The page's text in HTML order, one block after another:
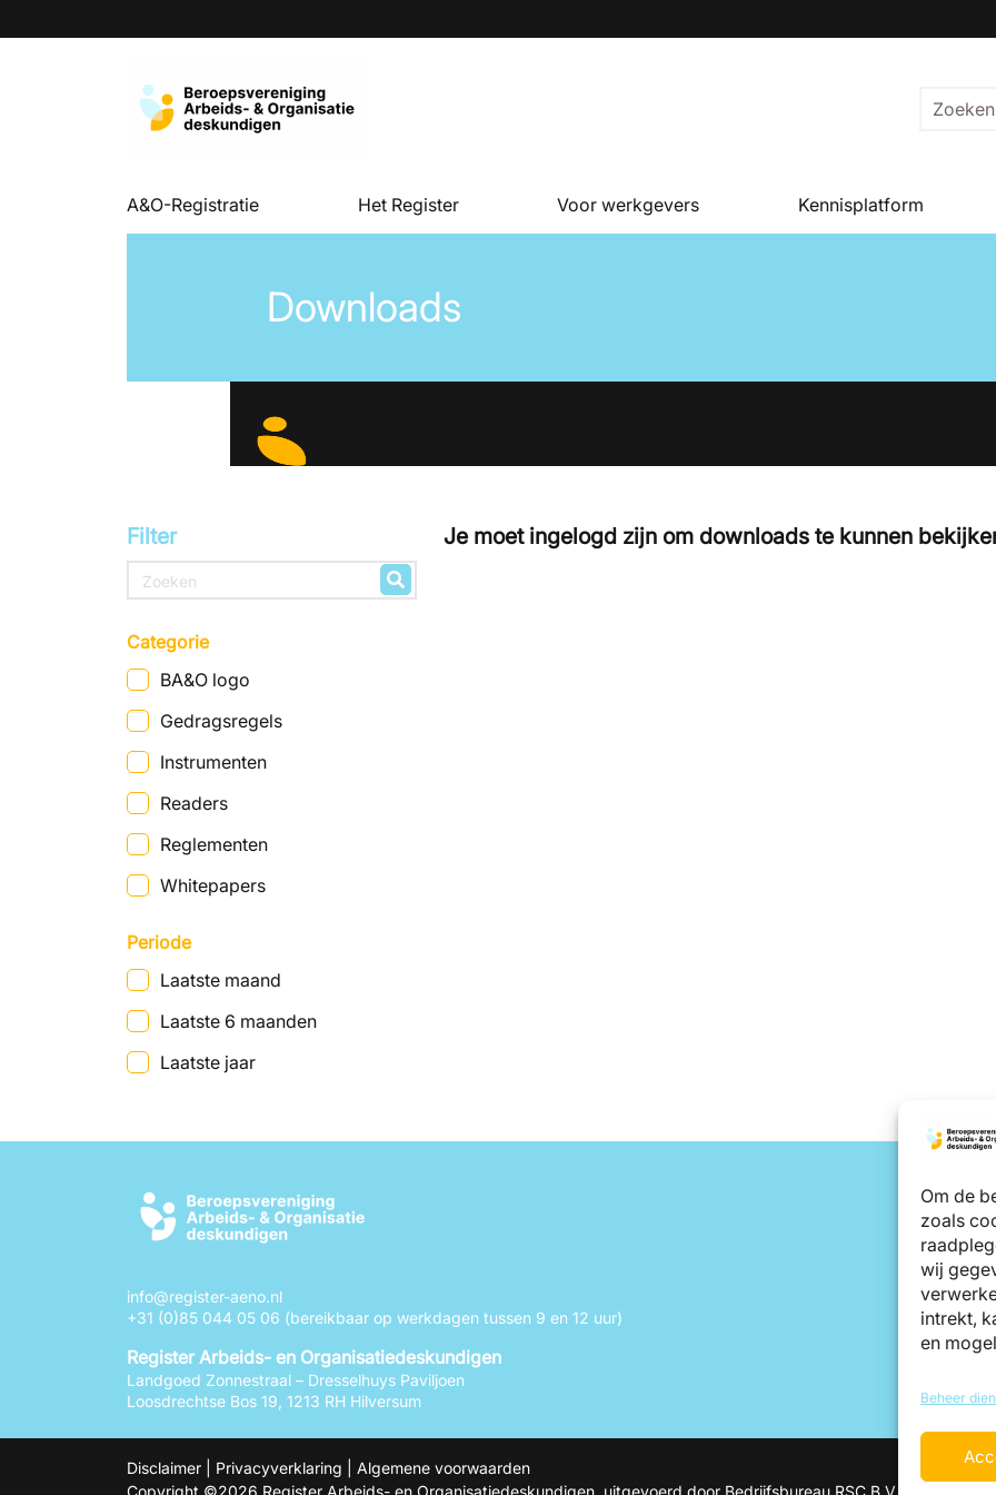
Om de
zoals
wij
intrekt,
en
Beheer
A&O-Registratie Het Register Voor werkgevers Kennisplatform
Downloads
Filter
Categorie
BA&O logo
Gedragsregels
Instrumenten
Readers
Reglementen
Whitepapers
Periode
Laatste maand
Laatste 6 maanden
Laatste jaar
Je moet ingelogd zijn om downloads te kunnen
info@register-aeno.nl
+31 (0)85 044 05 06 (bereikbaar op werkdagen tussen 9 en 12 uur)
Register Arbeids- en Organisatiedeskundigen
Landgoed Zonnestraal – Dresselhuys Paviljoen
Loosdrechtse Bos 19, 1213 RH Hilversum
Disclaimer Privacyverklaring
Algemene voorwaarden
Copyright ©2026 Register Arbeids- en Organisatiedeskundigen, uitgevoerd door Bedrijfsbureau RSC B.V.